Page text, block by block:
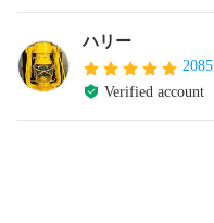
ハリー
2085
Verified account